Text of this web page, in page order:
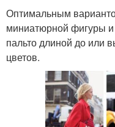
Оптимальным
миниатюрной фигуры
пальто длиной до или
цветов.